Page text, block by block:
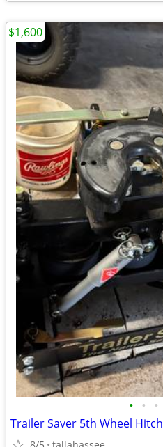
• • •
Trailer Saver 5th Wheel Hitch
$1,600